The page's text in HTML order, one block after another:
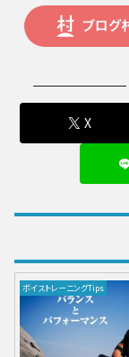
X
ボイストレーニングTips